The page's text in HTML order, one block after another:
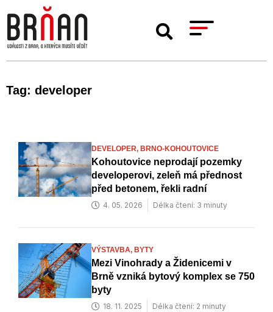
Tag: developer
DEVELOPER, BRNO-KOHOUTOVICE
Kohoutovice neprodají pozemky
developerovi, zeleň má přednost
před betonem, řekli radní
4. 05. 2026 Délka čtení: 3 minuty
VÝSTAVBA, BYTY
Mezi Vinohrady a Židenicemi v
Brně vzniká bytový komplex se 750
byty
18. 11. 2025 Délka čtení: 2 minuty